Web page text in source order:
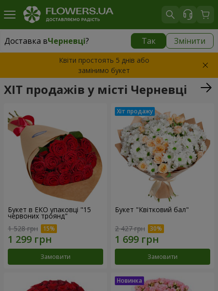
Доставка вЧерневці? Так Змінити
Доставка вЧерневці|
Квіти простоять 5 днів або
замінимо букет
ХІТ продажів у місті Черневці
Букет в ЕКО упаковці "15
червоних троянд"
1 528 грн
Замовити
Букет "Квітковий бал"
2 427 грн
Замовити